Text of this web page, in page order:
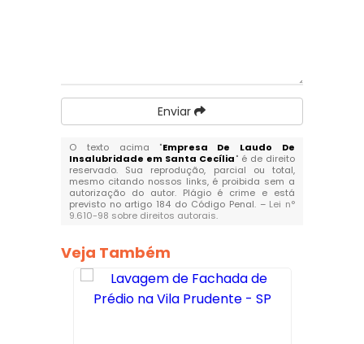
Enviar
O texto acima "Empresa De Laudo De
Insalubridade em Santa Cecília" é de direito
reservado. Sua reprodução, parcial ou total,
mesmo citando nossos links, é proibida sem a
autorização do autor. Plágio é crime e está
previsto no artigo 184 do Código Penal. – Lei n°
9.610-98 sobre direitos autorais.
Veja Também